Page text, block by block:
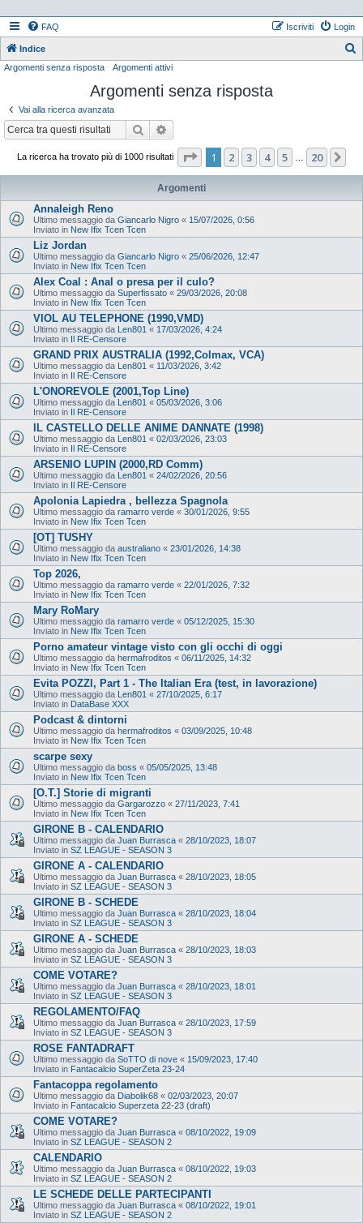
FAQ Login
Iscriviti
Indice
Argomenti senza risposta Argomenti attivi
Argomenti senza risposta
Vai alla ricerca avanzata
Cerca
La ricerca ha trovato più di 1000 risultati Pagina di 20
1 2 3 4 5 20
Argomenti
Annaleigh Reno
Ultimo messaggio da Giancarlo Nigro « 15/07/2026, 0:56
Inviato in New Ifix Tcen Tcen
Liz Jordan
Ultimo messaggio da Giancarlo Nigro « 25/06/2026, 12:47
Inviato in New Ifix Tcen Tcen
Alex Coal : Anal o presa per il culo?
Ultimo messaggio da Superfissato « 29/03/2026, 20:08
Inviato in New Ifix Tcen Tcen
VIOL AU TELEPHONE (1990,VMD)
Ultimo messaggio da Len801 « 17/03/2026, 4:24
Inviato in Il RE-Censore
GRAND PRIX AUSTRALIA (1992,Colmax, VCA)
Ultimo messaggio da Len801 « 11/03/2026, 3:42
Inviato in Il RE-Censore
L'ONOREVOLE (2001,Top Line)
Ultimo messaggio da Len801 « 05/03/2026, 3:06
Inviato in Il RE-Censore
IL CASTELLO DELLE ANIME DANNATE (1998)
Ultimo messaggio da Len801 « 02/03/2026, 23:03
Inviato in Il RE-Censore
ARSENIO LUPIN (2000,RD Comm)
Ultimo messaggio da Len801 « 24/02/2026, 20:56
Inviato in Il RE-Censore
Apolonia Lapiedra , bellezza Spagnola
Ultimo messaggio da ramarro verde « 30/01/2026, 9:55
Inviato in New Ifix Tcen Tcen
[OT] TUSHY
Ultimo messaggio da australiano « 23/01/2026, 14:38
Inviato in New Ifix Tcen Tcen
Top 2026,
Ultimo messaggio da ramarro verde « 22/01/2026, 7:32
Inviato in New Ifix Tcen Tcen
Mary RoMary
Ultimo messaggio da ramarro verde « 05/12/2025, 15:30
Inviato in New Ifix Tcen Tcen
Porno amateur vintage visto con gli occhi di oggi
Ultimo messaggio da hermafroditos « 06/11/2025, 14:32
Inviato in New Ifix Tcen Tcen
Evita POZZI, Part 1 - The Italian Era (test, in lavorazione)
Ultimo messaggio da Len801 « 27/10/2025, 6:17
Inviato in DataBase XXX
Podcast & dintorni
Ultimo messaggio da hermafroditos « 03/09/2025, 10:48
Inviato in New Ifix Tcen Tcen
scarpe sexy
Ultimo messaggio da boss « 05/05/2025, 13:48
Inviato in New Ifix Tcen Tcen
[O.T.] Storie di migranti
Ultimo messaggio da Gargarozzo « 27/11/2023, 7:41
Inviato in New Ifix Tcen Tcen
GIRONE B - CALENDARIO
Ultimo messaggio da Juan Burrasca « 28/10/2023, 18:07
Inviato in SZ LEAGUE - SEASON 3
GIRONE A - CALENDARIO
Ultimo messaggio da Juan Burrasca « 28/10/2023, 18:05
Inviato in SZ LEAGUE - SEASON 3
GIRONE B - SCHEDE
Ultimo messaggio da Juan Burrasca « 28/10/2023, 18:04
Inviato in SZ LEAGUE - SEASON 3
GIRONE A - SCHEDE
Ultimo messaggio da Juan Burrasca « 28/10/2023, 18:03
Inviato in SZ LEAGUE - SEASON 3
COME VOTARE?
Ultimo messaggio da Juan Burrasca « 28/10/2023, 18:01
Inviato in SZ LEAGUE - SEASON 3
REGOLAMENTO/FAQ
Ultimo messaggio da Juan Burrasca « 28/10/2023, 17:59
Inviato in SZ LEAGUE - SEASON 3
ROSE FANTADRAFT
Ultimo messaggio da SoTTO di nove « 15/09/2023, 17:40
Inviato in Fantacalcio SuperZeta 23-24
Fantacoppa regolamento
Ultimo messaggio da Diabolik68 « 02/03/2023, 20:07
Inviato in Fantacalcio Superzeta 22-23 (draft)
COME VOTARE?
Ultimo messaggio da Juan Burrasca « 08/10/2022, 19:09
Inviato in SZ LEAGUE - SEASON 2
CALENDARIO
Ultimo messaggio da Juan Burrasca « 08/10/2022, 19:03
Inviato in SZ LEAGUE - SEASON 2
LE SCHEDE DELLE PARTECIPANTI
Ultimo messaggio da Juan Burrasca « 08/10/2022, 19:01
Inviato in SZ LEAGUE - SEASON 2